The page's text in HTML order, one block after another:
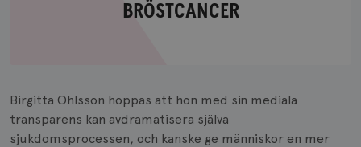
Ge
mot
bröstcancer
BRÖSTCANCER
Birgitta Ohlsson hoppas att hon med sin mediala
transparens kan avdramatisera själva
sjukdomsprocessen, och kanske ge människor en mer